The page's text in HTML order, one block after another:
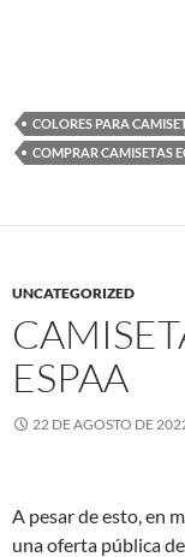
COLORES PARA
COMPRAR CAMISETAS
UNCATEGORIZED
ESPAA
22 DE AGOSTO DE
A pesar de esto, en
una oferta pública